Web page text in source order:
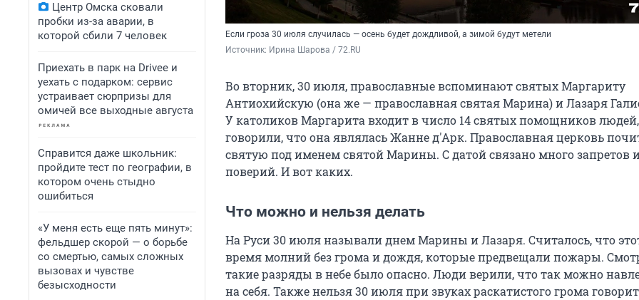
Центр Омска сковали
пробки из-за аварии, в
которой сбили 7 человек
Приехать в парк на Drivee и
уехать с подарком: сервис
устраивает сюрпризы для
омичей все выходные августа
Справится даже школьник:
пройдите тест по географии, в
котором очень стыдно
ошибиться
«У меня есть еще пять минут»:
фельдшер скорой — о борьбе
со смертью, самых сложных
вызовах и чувстве
безысходности
Если гроза 30 июля случилась — осень будет дождливой, а зимой будут метели
Источник: Ирина Шарова / 72.RU
Во вторник, 30 июля, православные вспоминают святых Маргариту
Антиохийскую (она же — православная святая Марина) и Лазаря
У католиков Маргарита входит в число 14 святых помощников людей,
говорили, что она являлась Жанне д'Арк. Православная церковь
святую под именем святой Марины. С датой связано много запретов
поверий. И вот каких.
Что можно и нельзя делать
На Руси 30 июля называли днем Марины и Лазаря. Считалось, что
время молний без грома и дождя, которые предвещали пожары.
такие разряды в небе было опасно. Люди верили, что так можно
на себя. Также нельзя 30 июля при звуках раскатистого грома